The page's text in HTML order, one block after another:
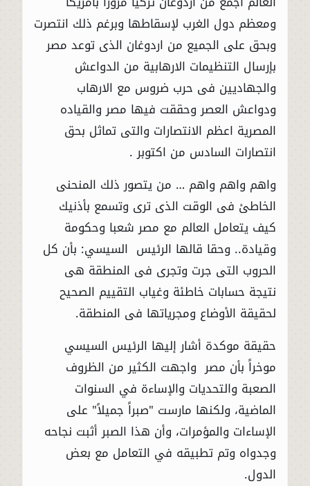
ومعظم دول الغرب لإسقاطها وبرغم ذلك انتصرت
وبحق على الجميع من اردوغان الذى توعد مصر
بإرسال التنظيمات الارهابية من الدواعش
والجهاديين فى حرب ضروس مع الارهاب
ودواعش العصر وحققت فيها مصر والقياده
المصرية اعظم الانتصارات والتى تماثل بحق
انتصارات السادس من اكتوبر .
واهم واهم واهم … من يتصور ذلك المنحنى
الخاطئ فى الوقت الذى ترى وتسمع بأذنيك
كيف يتعامل العالم مع مصر شعبا وحكومة
وقيادة.. وحقا قالها الرئيس السيسي: بأن كل
الحروب التى جرت وتجرى فى المنطقة هى
نتيجة حسابات خاطئة وغياب التقييم الصحيح
لحقيقة الأوضاع ومجرياتها فى المنطقة.
حقيقة موكدة أشار إليها الرئيس السيسي
موخراً بأن مصر واجهت الكثير من الظروف
الصعبة والتحديات والإساءة في السنوات
الماضية، ولكنها مارست "صبراً جميلاً" على
الإساءات والمؤمرات، وأن هذا الصبر أثبت نجاحه
وجدواه وتم تطبيقه في التعامل مع بعض
الدول.